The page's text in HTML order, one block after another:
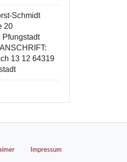
Schmidt
20
Pfungstadt
13 12 64319
Impressum